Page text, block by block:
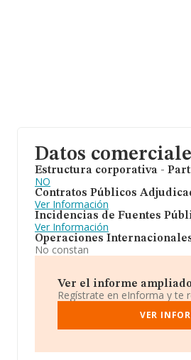
Datos
Estructura corporativa -
NO
Contratos Públicos
Ver Información
Incidencias de Fuentes
Ver Información
Operaciones
No constan
Ver el informe ampliado
Regístrate en eInforma y te
VER